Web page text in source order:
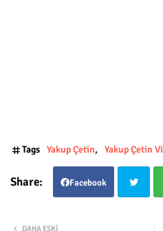
Tags Yakup Çetin Yakup Çetin
Facebook
DAHA ESKI